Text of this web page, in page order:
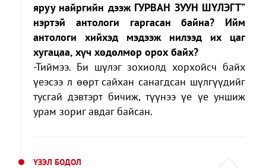
яруу найргийн дээж ГУРВАН ЗУУН ШҮЛЭГТ”
нэртэй антологи гаргасан байна? Ийм
антологи хийхэд мэдээж нилээд их цаг
хугацаа, хүч хөдөлмөр орох байх?
-Тиймээ. Би шүлэг зохиолд хорхойсч байх
үеэсээ л өөрт сайхан санагдсан шүлгүүдийг
тусгай дэвтэрт бичиж, түүнээ үе үе уншиж
урам зориг авдаг байсан.
ҮЗЭЛ БОДОЛ